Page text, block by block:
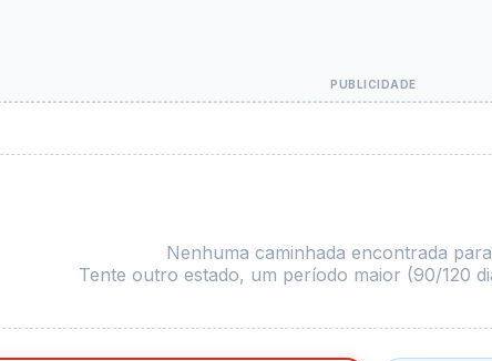
Nenhuma caminhada encontrada
Tente outro estado, um período maior (90/120